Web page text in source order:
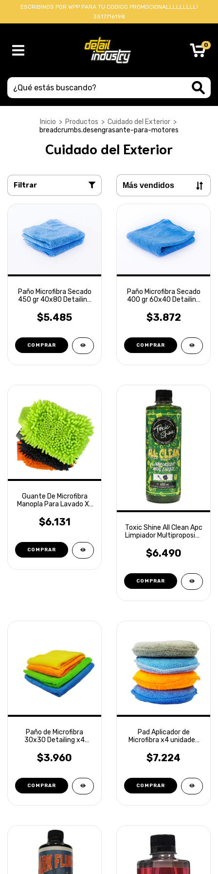
ESCRIBINOS POR WPP PARA TU CODIGO PROMOCIONALLLLLLLLL!
3517716198
0
Inicio > Productos > Cuidado del Exterior >
breadcrumbs.desengrasante-para-motores
Cuidado del Exterior
Filtrar
Paño Microfibra Secado
450 gr 40x80 Detailing
$5.485
Paño Microfibra Secado
400 gr 60x40 Detailing
$3.872
Guante De Microfibra
Manopla Para Lavado XL
$6.131
Toxic Shine All Clean Apc
Limpiador Multiproposito
$6.490
Paño de Microfibra
30x30 Detailing x4
$3.960
Pad Aplicador de
Microfibra x4 unidades
$7.224